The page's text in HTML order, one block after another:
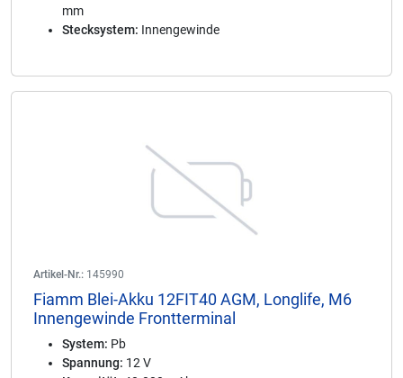
mm
Stecksystem: Innengewinde
Artikel-Nr.: 145990
Fiamm Blei-Akku 12FIT40 AGM, Longlife, M6
Innengewinde Frontterminal
System: Pb
Spannung: 12 V